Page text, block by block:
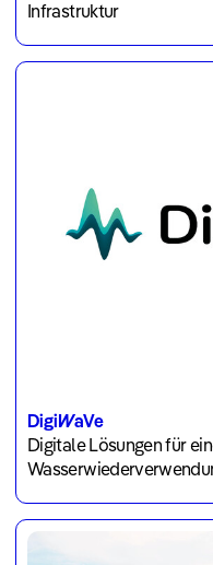
Infrastruktur
DigiWaVe
Digitale Lösungen für